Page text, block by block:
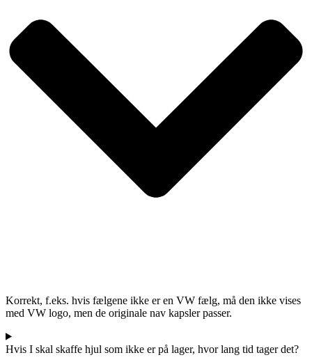
Korrekt, f.eks. hvis fælgene ikke er en VW fælg, må den ikke vises
med VW logo, men de originale nav kapsler passer.
Hvis I skal skaffe hjul som ikke er på lager, hvor lang tid tager det?